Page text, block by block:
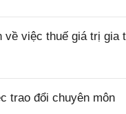
việc thuế giá trị gia
trao đổi chuyên môn